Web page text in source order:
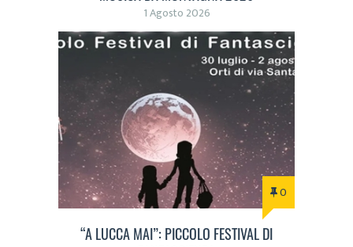
1 Agosto 2026
0
“A LUCCA MAI”: PICCOLO FESTIVAL DI